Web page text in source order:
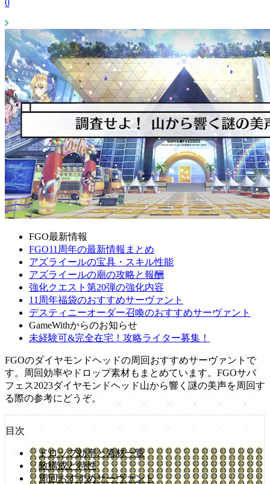
0
FGO最新情報
FGO11周年の最新情報まとめ
アズライールの宝具・スキル性能
アズライールの廟の攻略と報酬
強化クエスト第20弾の強化内容
11周年福袋のおすすめサーヴァント
デスティニーオーダー召喚のおすすめサーヴァント
GameWithからのお知らせ
未経験可&完全在宅！攻略ライター募集！
FGOのダイヤモンドヘッドの周回おすすめサーヴァントで
す。周回効率やドロップ素材もまとめています。FGOサバ
フェス2023ダイヤモンドヘッド山から響く謎の美声を周回す
る際の参考にどうぞ。
目次
ドロップ効率と素材一覧
敵構成と特性
周回おすすめサーヴァント